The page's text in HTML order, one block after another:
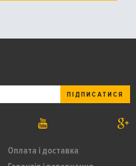
Оплата і доставка
ПІДПИСАТИСЯ